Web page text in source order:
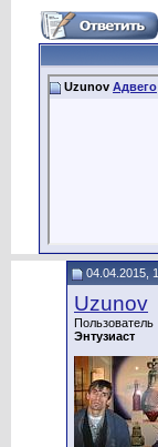
Uzunov Адвего
04.04.2015,
Uzunov
Пользователь
Энтузиаст